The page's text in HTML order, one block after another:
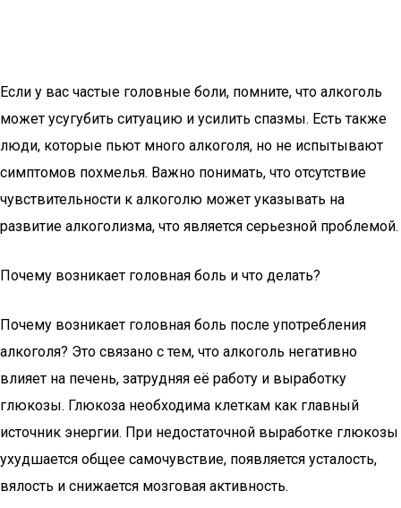
Если у вас частые головные боли, помните, что алкоголь
может усугубить ситуацию и усилить спазмы. Есть также
люди, которые пьют много алкоголя, но не испытывают
симптомов похмелья. Важно понимать, что отсутствие
чувствительности к алкоголю может указывать на
развитие алкоголизма, что является серьезной проблемой.
Почему возникает головная боль и что делать?
Почему возникает головная боль после употребления
алкоголя? Это связано с тем, что алкоголь негативно
влияет на печень, затрудняя её работу и выработку
глюкозы. Глюкоза необходима клеткам как главный
источник энергии. При недостаточной выработке глюкозы
ухудшается общее самочувствие, появляется усталость,
вялость и снижается мозговая активность.